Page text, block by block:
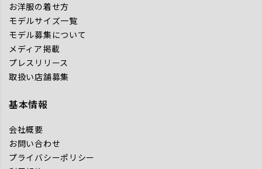
お洋服の着せ方
モデルサイズ一覧
モデル募集について
メディア掲載
プレスリリース
取扱い店舗募集
基本情報
会社概要
お問い合わせ
プライバシーポリシー